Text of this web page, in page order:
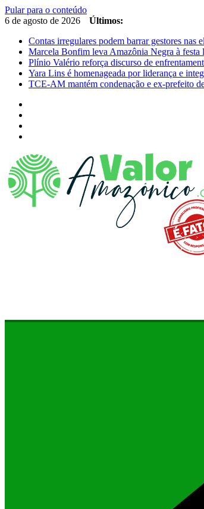
Pular para o conteúdo
6 de agosto de 2026
Últimos:
Contas irregulares podem barrar gestores nas
Marcela Bonfim leva Amazônia Negra à festa
Plínio Valério reforça discurso de
Yara Lins é homenageada por liderança e
TCE-AM mantém condenação e ex-prefeito